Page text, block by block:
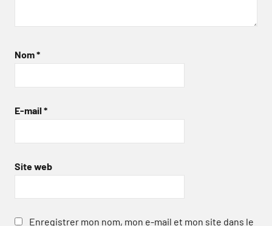
Nom*
E-mail *
Site web
Enregistrer mon nom, mon e-mail et mon site dans le